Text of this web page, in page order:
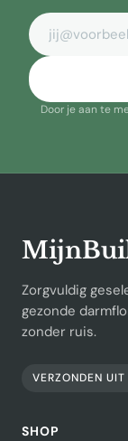
E-mailadres
Door je aan te
Zorgvuldig
gezonde
zonder ruis.
VERZONDEN UIT
SHOP